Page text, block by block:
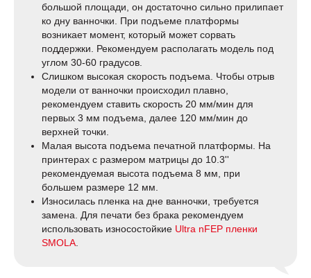
большой площади, он достаточно сильно прилипает
ко дну ванночки. При подъеме платформы
возникает момент, который может сорвать
поддержки. Рекомендуем располагать модель под
углом 30-60 градусов.
Слишком высокая скорость подъема. Чтобы отрыв
модели от ванночки происходил плавно,
рекомендуем ставить скорость 20 мм/мин для
первых 3 мм подъема, далее 120 мм/мин до
верхней точки.
Малая высота подъема печатной платформы. На
принтерах с размером матрицы до 10.3''
рекомендуемая высота подъема 8 мм, при
большем размере 12 мм.
Износилась пленка на дне ванночки, требуется
замена. Для печати без брака рекомендуем
использовать износостойкие Ultra nFEP пленки
SMOLA